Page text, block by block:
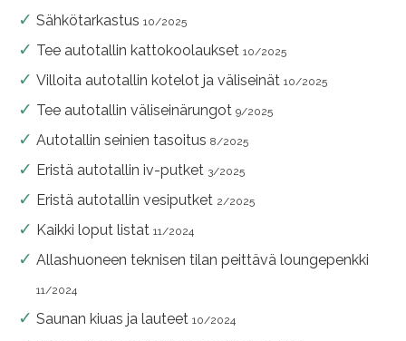
Sähkötarkastus 10/2025
Tee autotallin kattokoolaukset 10/2025
Villoita autotallin kotelot ja väliseinät 10/2025
Tee autotallin väliseinärungot 9/2025
Autotallin seinien tasoitus 8/2025
Eristä autotallin iv-putket 3/2025
Eristä autotallin vesiputket 2/2025
Kaikki loput listat 11/2024
Allashuoneen teknisen tilan peittävä loungepenkki
11/2024
Saunan kiuas ja lauteet 10/2024